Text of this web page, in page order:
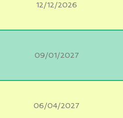
12/12/2026
09/01/2027
06/04/2027